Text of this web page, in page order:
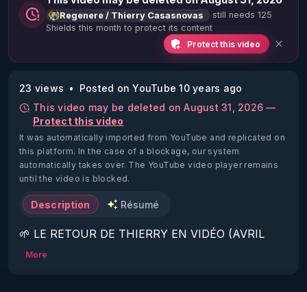
Regenere / Thierry Casasnovas
still needs 125
Shields this month to protect its content
Protect this video
23 views
Posted on YouTube 10 years ago
This video may be deleted on August 31, 2026 —
Protect this video
It was automatically imported from YouTube and replicated on
this platform. In the case of a blockage, our system
automatically takes over. The YouTube video player remains
until the video is blocked.
Description Résumé
🌱 LE RETOUR DE THIERRY EN VIDÉO (AVRIL
2022)!
More